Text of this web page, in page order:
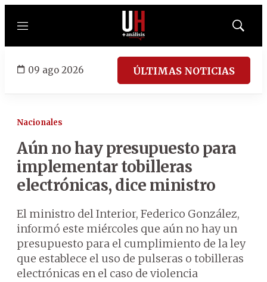
Menú
Mostrar
09 ago 2026 ÚLTIMAS NOTICIAS
Nacionales
Aún no hay presupuesto para
implementar tobilleras
electrónicas, dice ministro
El ministro del Interior, Federico González,
informó este miércoles que aún no hay un
presupuesto para el cumplimiento de la ley
que establece el uso de pulseras o tobilleras
electrónicas en el caso de violencia